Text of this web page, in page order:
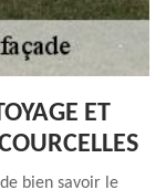
ET
bien savoir le